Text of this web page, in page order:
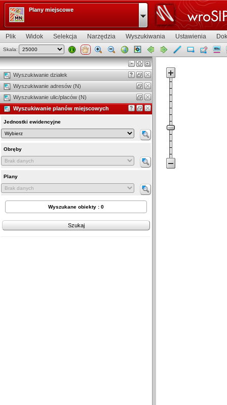
Plik Widok Selekcja Narzędzia Wyszukiwania Ustawienia
Skala:
Wyszukiwanie działek
Wyszukiwanie adresów (N)
Wyszukiwanie ulic/placów (N)
Jednostki ewidencyjne
Obręby
Plany
Wyszukane obiekty : 0
Szukaj
Wyszukiwanie planów miejscowych
Widok mapy
Plany miejscowe